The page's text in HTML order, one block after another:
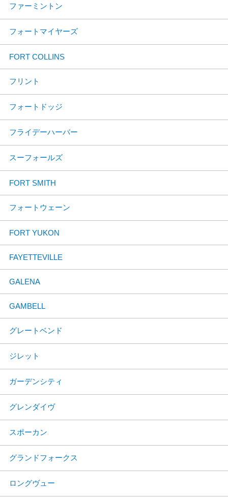
ファーミントン
フォートマイヤーズ
FORT COLLINS
フリント
フォートドッジ
フライデーハーバー
スーフォールズ
FORT SMITH
フォートウェーン
FORT YUKON
FAYETTEVILLE
GALENA
GAMBELL
グレートベンド
ジレット
ガーデンシティ
グレンダイヴ
スポーカン
グランドフォークス
ロングヴュー